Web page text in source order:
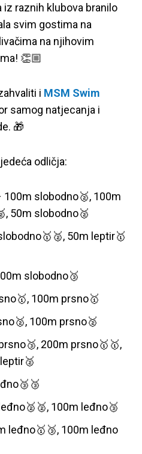
raznih klubova branilo
svim gostima na
na njihovim
👏🏼
i MSM Swim
samog natjecanja i
🎁
odličja:
100m slobodno🥈, 100m
50m slobodno🥈
50m leptir🥇
slobodno🥉
100m prsno🥇
100m prsno🥈
200m prsno🥇🥇,
100m leđno🥉
leđno🥇🥉, 100m leđno